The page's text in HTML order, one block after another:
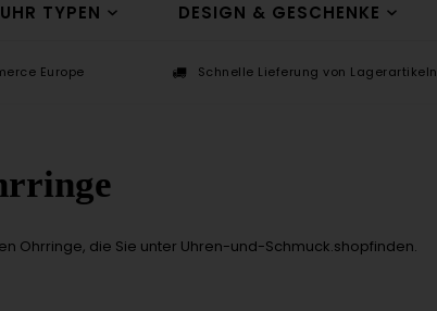
UHR TYPEN DESIGN & GESCHENKE
Europe Schnelle Lieferung von Lagerartikeln
Ohrringe, die Sie unter Uhren-und-Schmuck.shopfinden.